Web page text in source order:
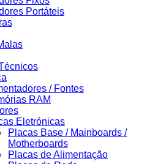
Portáteis
/ Fontes
RAM
Eletrónicas
Placas Base / Mainboards /
Motherboards
Placas de Alimentação